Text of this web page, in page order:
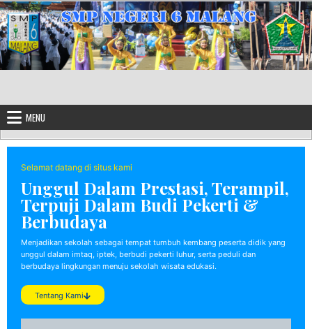
MENU
Selamat datang di situs kami
Unggul Dalam Prestasi, Terampil,
Terpuji Dalam Budi Pekerti &
Berbudaya
Menjadikan sekolah sebagai tempat tumbuh kembang peserta didik yang
unggul dalam imtaq, iptek, berbudi pekerti luhur, serta peduli dan
berbudaya lingkungan menuju sekolah wisata edukasi.
Tentang Kami